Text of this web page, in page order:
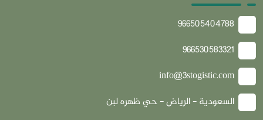
966505404788
966530583321
info@3stogistic.com
السعودية - الرياض - حي ظهره لبن